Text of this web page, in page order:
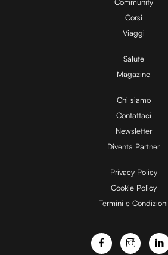
V
i
d
e
o
Corsi
Viaggi
Salute
Magazine
Chi siamo
Contattaci
Newsletter
Diventa Partner
Privacy Policy
Cookie Policy
Termini e Condizioni